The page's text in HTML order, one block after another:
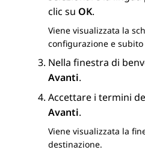
clic su OK.
Viene visualizzata la
configurazione e
Nella finestra di
Avanti.
Accettare i termini
Avanti.
Viene visualizzata la
destinazione.